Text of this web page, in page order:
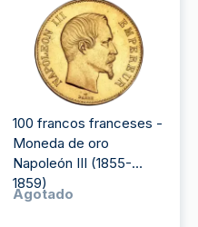
100 francos franceses -
Moneda de oro
Napoleón III (1855-
1859)
Agotado